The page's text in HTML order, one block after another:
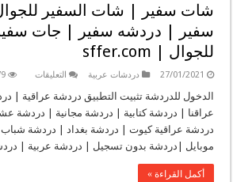
جوال
|
شات
بنات
شباب
وبنات
السعودية
مغلقة
شات
اوكي
للجوال
مغلقة
شات سفير | شات السفير
سفير | دردشه سفير | جات
للجوال | sffer.com
27/01/2021 دردشات عربية التعليقات
سفير
|
شات
السفير
للجوال
|
الدخول للدردشة تثبيت التطبيق دردشة عراقية |
عراقنا | دردشة كتابية | دردشة مجانية | دردشة
دردشة عراقية كيوت | دردشة بغداد | دردشة شباب
موبايل |دردشة بدون تسجيل | دردشة عربية |
أكمل القراءة »